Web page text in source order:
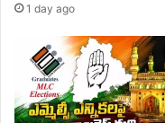
1 day ago